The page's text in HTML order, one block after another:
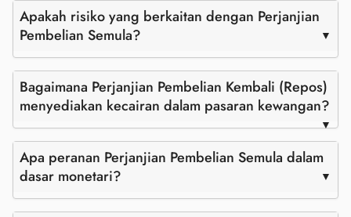
Apakah risiko yang berkaitan dengan Perjanjian
Pembelian Semula?
Bagaimana Perjanjian Pembelian Kembali (Repos)
menyediakan kecairan dalam pasaran kewangan?
Apa peranan Perjanjian Pembelian Semula dalam
dasar monetari?